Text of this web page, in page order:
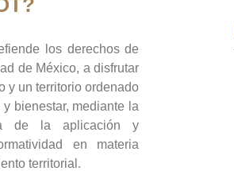
los derechos de
de México, a disfrutar
y un territorio ordenado
bienestar, mediante la
de la aplicación y
en materia
territorial.